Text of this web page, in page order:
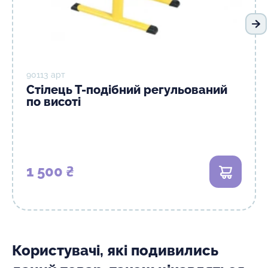
90113 арт
Стілець Т-подібний регульований
по висоті
1 500 ₴ В кошик
Користувачі, які подивились